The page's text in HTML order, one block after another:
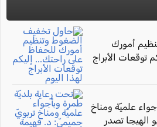
أمورك
توقعات الأبراج
علميّة ومناخ
الهيجا تصدر